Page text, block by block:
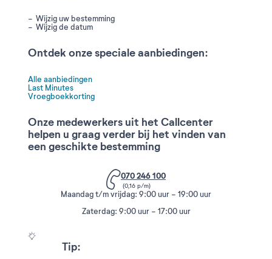
Wijzig uw bestemming
Wijzig de datum
Ontdek onze speciale aanbiedingen:
Alle aanbiedingen
Last Minutes
Vroegboekkorting
Onze medewerkers uit het Callcenter
helpen u graag verder bij het vinden van
een geschikte bestemming
070 246 100
(0,16 p/m)
Maandag t/m vrijdag: 9:00 uur - 19:00 uur
Zaterdag: 9:00 uur - 17:00 uur
Tip: